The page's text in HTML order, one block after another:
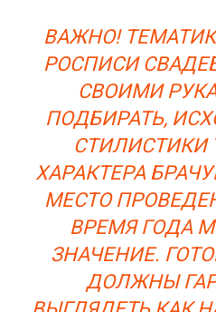
ВАЖНО!
РОСПИСИ
СВОИМИ
ПОДБИРАТЬ,
СТИЛИСТИКИ
ХАРАКТЕРА
МЕСТО
ВРЕМЯ ГОДА
ЗНАЧЕНИЕ.
ДОЛЖНЫ